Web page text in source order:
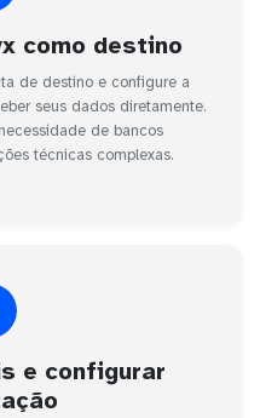
como destino
de destino e configure a
seus dados diretamente.
de bancos
técnicas complexas.
e configurar